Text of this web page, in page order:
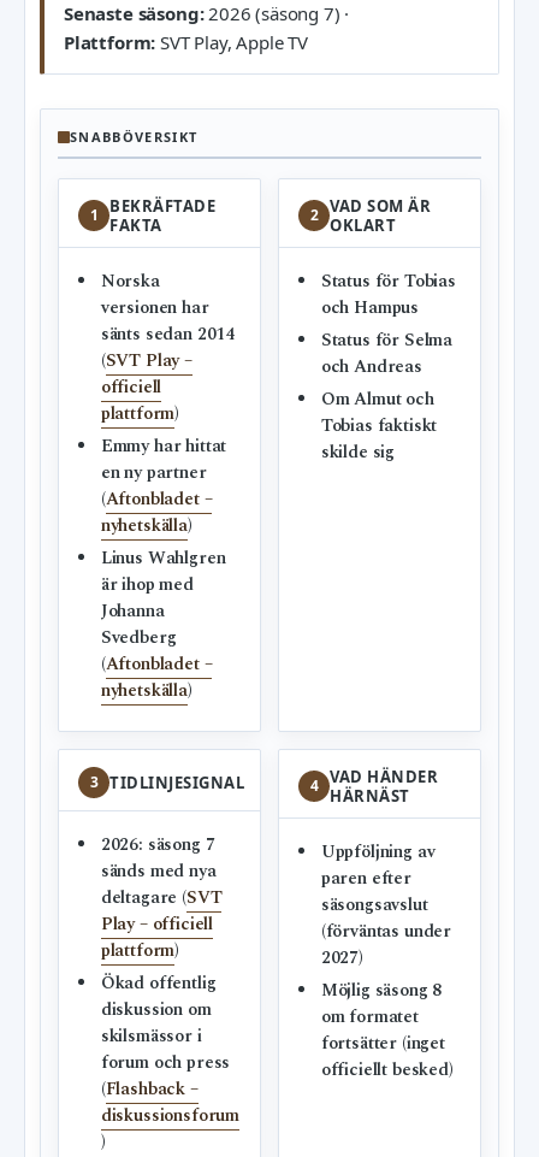
Senaste säsong:2026 (säsong 7) ·
Plattform: SVT Play, Apple TV
SNABBÖVERSIKT
1
BEKRÄFTADE
FAKTA
Norska
versionen har
sänts sedan 2014
(SVT Play –
officiell
plattform)
Emmy har hittat
en ny partner
(Aftonbladet –
nyhetskälla)
Linus Wahlgren
är ihop med
Johanna
Svedberg
(Aftonbladet –
nyhetskälla)
2 VAD SOM ÄR
OKLART
Status för Tobias
och Hampus
Status för Selma
och Andreas
Om Almut och
Tobias faktiskt
skilde sig
3 TIDLINJESIGNAL
2026: säsong 7
sänds med nya
deltagare (SVT
Play – officiell
plattform)
Ökad offentlig
diskussion om
skilsmässor i
forum och press
(Flashback –
diskussionsforum
)
4 VAD HÄNDER
HÄRNÄST
Uppföljning av
paren efter
säsongsavslut
(förväntas under
2027)
Möjlig säsong 8
om formatet
fortsätter (inget
officiellt besked)